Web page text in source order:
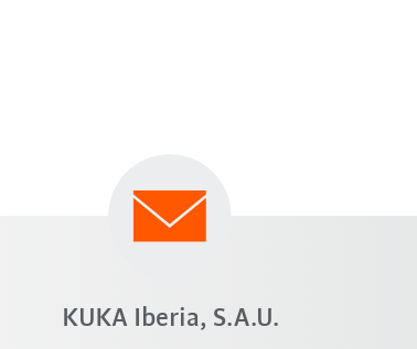
KUKA Iberia, S.A.U.